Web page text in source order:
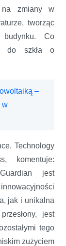
na zmiany w
tworząc
budynku. Co
do szkła o
–
w
Technology
komentuje:
jest
jak i unikalna
jest
tego
zużyciem